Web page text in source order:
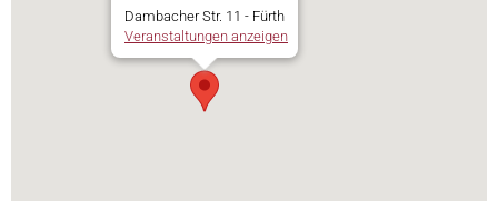
Dambacher Str. 11 - Fürth
Veranstaltungen anzeigen